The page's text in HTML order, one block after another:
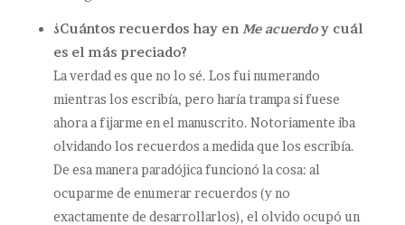
¿Cuántos recuerdos hay en Me acuerdoy cuál
es el más preciado?
La verdad es que no lo sé. Los fui numerando
mientras los escribía, pero haría trampa si fuese
ahora a fijarme en el manuscrito. Notoriamente iba
olvidando los recuerdos a medida que los escribía.
De esa manera paradójica funcionó la cosa: al
ocuparme de enumerar recuerdos (y no
exactamente de desarrollarlos), el olvido ocupó un